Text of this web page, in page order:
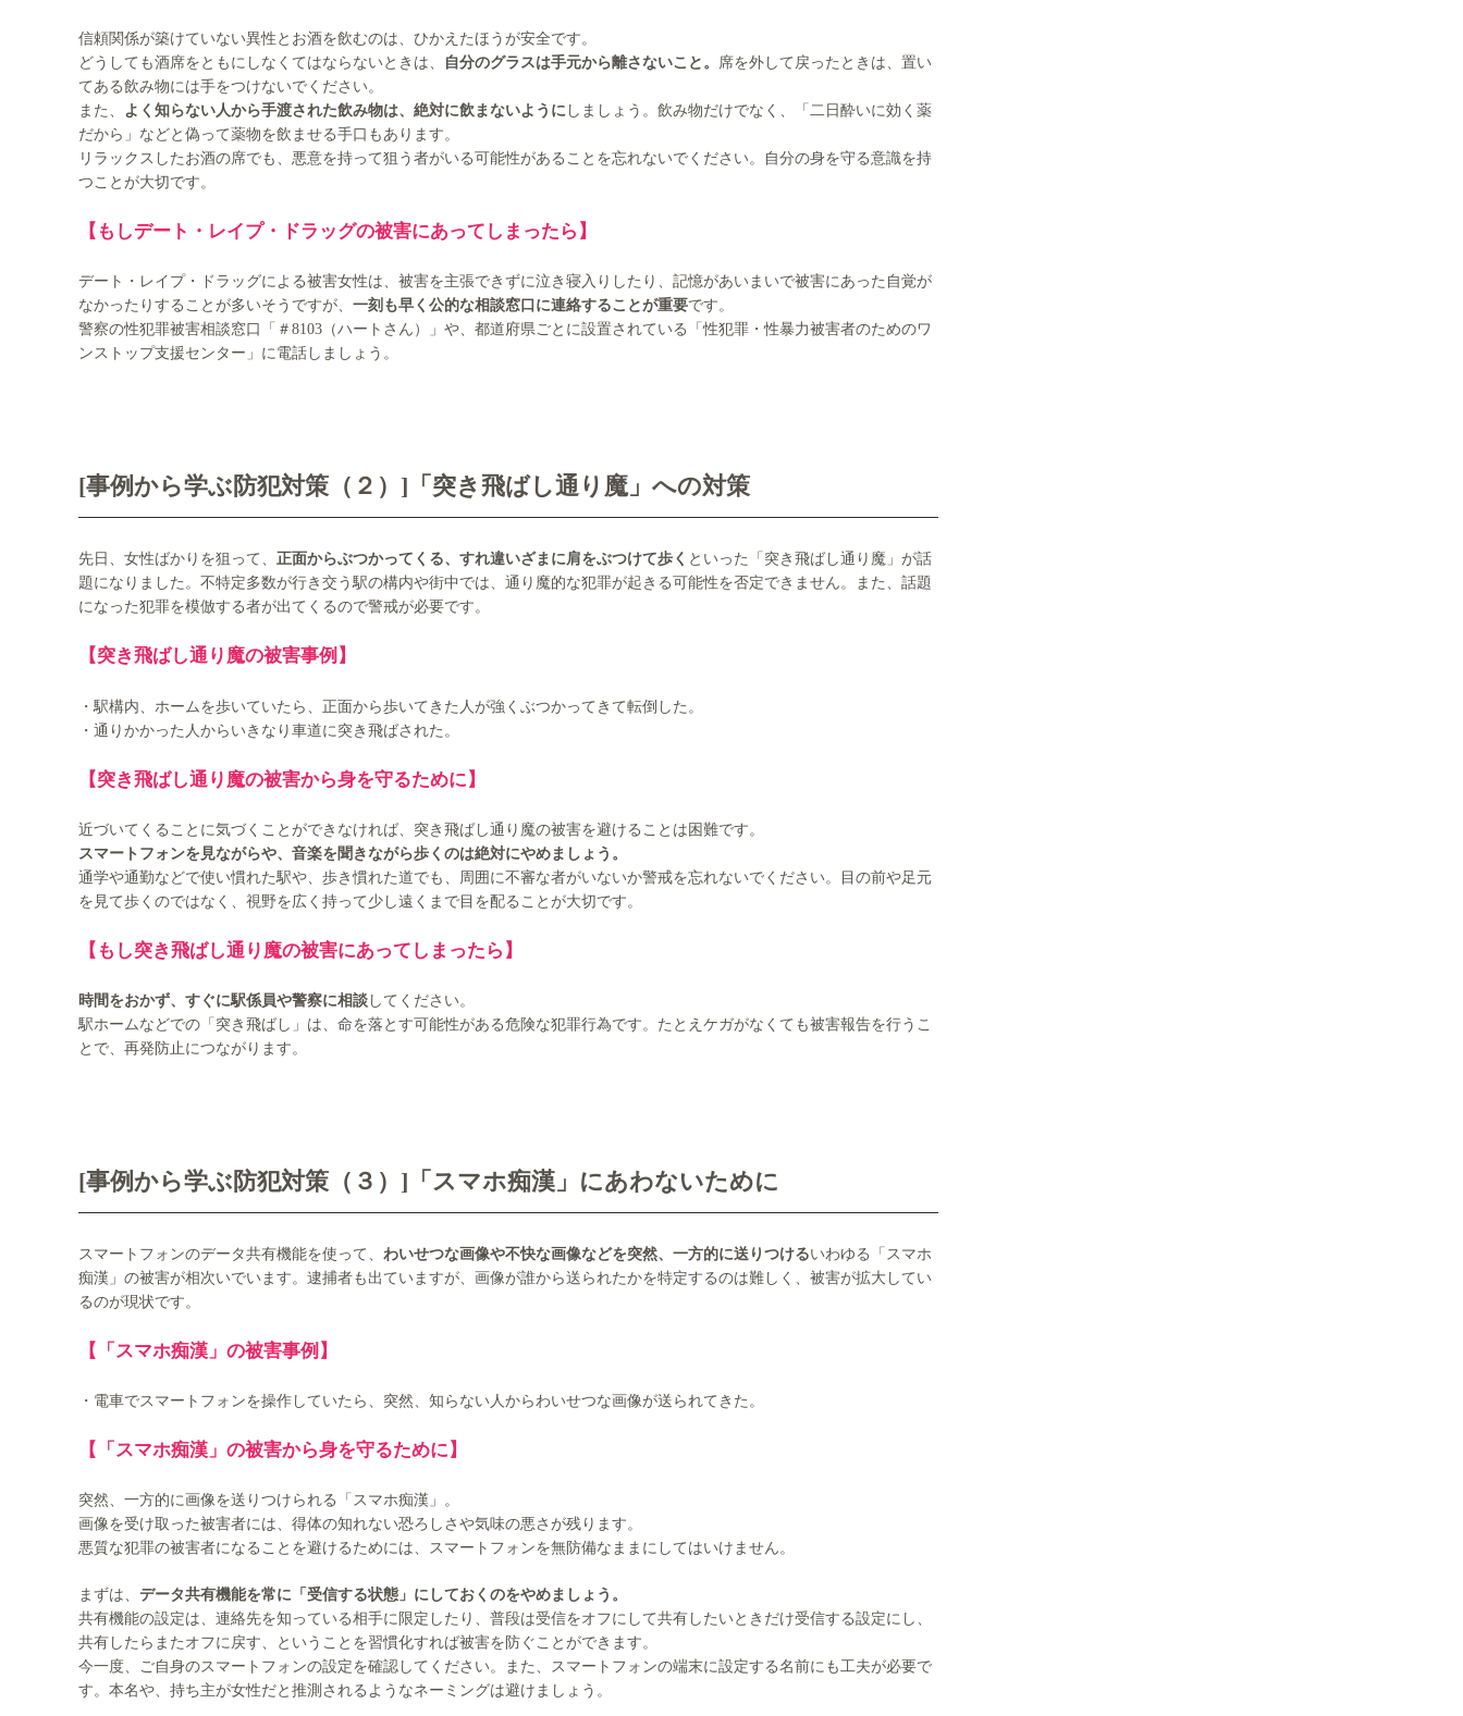
信頼関係が築けていない異性とお酒を飲むのは、ひかえたほうが安全です。
どうしても酒席をともにしなくてはならないときは、
自分のグラスは手元から離さないこと。
席を外して戻ったときは、置い
てある飲み物には手をつけないでください。
また、
よく知らない人から手渡された飲み物は、絶対に飲まないように しましょう。飲み物だけでなく、「二日酔いに効く薬
だから」などと偽って薬物を飲ませる手口もあります。
リラックスしたお酒の席でも、悪意を持って狙う者がいる可能性があることを忘れないでください。自分の身を守る意識を持
つことが大切です。
【もしデート・レイプ・ドラッグの被害にあってしまったら】
デート・レイプ・ドラッグによる被害女性は、被害を主張できずに泣き寝入りしたり、記憶があいまいで被害にあった自覚が
なかったりすることが多いそうですが、 一刻も早く公的な相談窓口に連絡することが重要です。
警察の性犯罪被害相談窓口「＃8103（ハートさん）」や、都道府県ごとに設置されている「性犯罪・性暴力被害者のためのワ
ンストップ支援センター」に電話しましょう。
[事例から学ぶ防犯対策（２）]「突き飛ばし通り魔」への対策
先日、女性ばかりを狙って、 正面からぶつかってくる、すれ違いざまに肩をぶつけて歩く といった「突き飛ばし通り魔」が話
題になりました。不特定多数が行き交う駅の構内や街中では、通り魔的な犯罪が起きる可能性を否定できません。また、話題
になった犯罪を模倣する者が出てくるので警戒が必要です。
【突き飛ばし通り魔の被害事例】
・駅構内、ホームを歩いていたら、正面から歩いてきた人が強くぶつかってきて転倒した。
・通りかかった人からいきなり車道に突き飛ばされた。
【突き飛ばし通り魔の被害から身を守るために】
近づいてくることに気づくことができなければ、突き飛ばし通り魔の被害を避けることは困難です。
スマートフォンを見ながらや、音楽を聞きながら歩くのは絶対にやめましょう。
通学や通勤などで使い慣れた駅や、歩き慣れた道でも、周囲に不審な者がいないか警戒を忘れないでください。目の前や足元
を見て歩くのではなく、視野を広く持って少し遠くまで目を配ることが大切です。
【もし突き飛ばし通り魔の被害にあってしまったら】
時間をおかず、すぐに駅係員や警察に相談してください。
駅ホームなどでの「突き飛ばし」は、命を落とす可能性がある危険な犯罪行為です。たとえケガがなくても被害報告を行うこ
とで、再発防止につながります。
[事例から学ぶ防犯対策（３）]「スマホ痴漢」にあわないために
スマートフォンのデータ共有機能を使って、 わいせつな画像や不快な画像などを突然、一方的に送りつけるいわゆる「スマホ
痴漢」の被害が相次いでいます。逮捕者も出ていますが、画像が誰から送られたかを特定するのは難しく、被害が拡大してい
るのが現状です。
【「スマホ痴漢」の被害事例】
・電車でスマートフォンを操作していたら、突然、知らない人からわいせつな画像が送られてきた。
【「スマホ痴漢」の被害から身を守るために】
突然、一方的に画像を送りつけられる「スマホ痴漢」。
画像を受け取った被害者には、得体の知れない恐ろしさや気味の悪さが残ります。
悪質な犯罪の被害者になることを避けるためには、スマートフォンを無防備なままにしてはいけません。
まずは、 データ共有機能を常に「受信する状態」にしておくのをやめましょう。
共有機能の設定は、連絡先を知っている相手に限定したり、普段は受信をオフにして共有したいときだけ受信する設定にし、
共有したらまたオフに戻す、ということを習慣化すれば被害を防ぐことができます。
今一度、ご自身のスマートフォンの設定を確認してください。また、スマートフォンの端末に設定する名前にも工夫が必要で
す。本名や、持ち主が女性だと推測されるようなネーミングは避けましょう。